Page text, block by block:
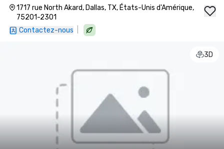
1717 rue North Akard, Dallas, TX, États-Unis d'Amérique,
75201-2301
Contactez-nous
3D